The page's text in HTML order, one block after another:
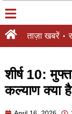
ताज़ा खबरें
शीर्ष 10:
कल्याण क्या